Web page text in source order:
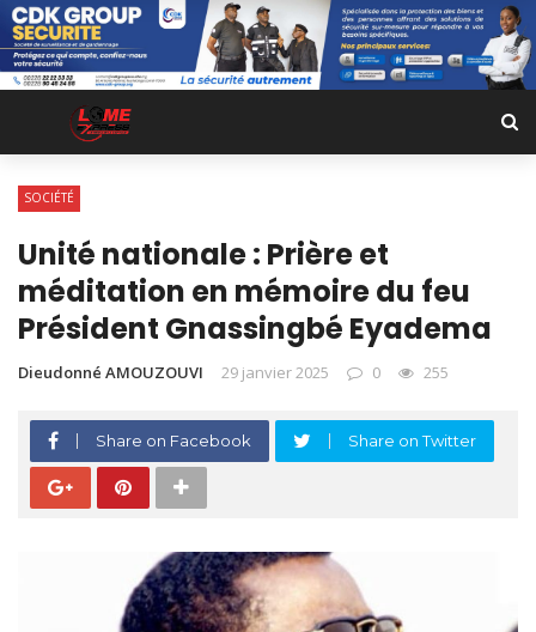
SOCIÉTÉ
Unité nationale : Prière et
méditation en mémoire du feu
Président Gnassingbé Eyadema
Dieudonné AMOUZOUVI 29 janvier 2025 0 255
Share on Facebook Share on Twitter